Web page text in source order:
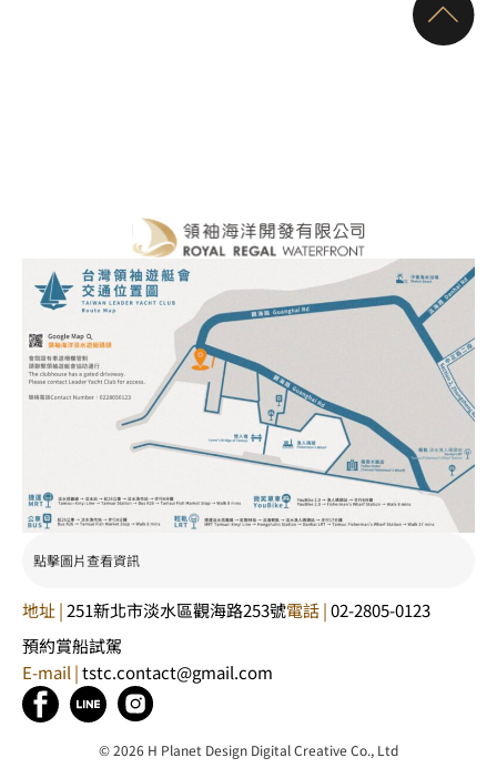
點擊圖片查看資訊
地址 |251新北市淡水區觀海路253號電話 |02-2805-0123
預約賞船試駕
E-mail |tstc.contact@gmail.com
© 2026 H Planet Design Digital Creative Co., Ltd​